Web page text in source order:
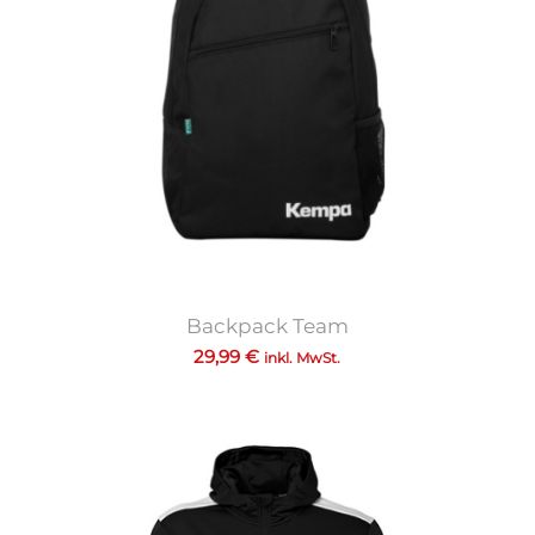
Backpack Team
29,99€ inkl. MwSt.